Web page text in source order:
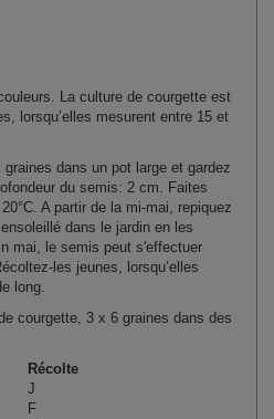
La culture de courgette est
lorsqu’elles mesurent entre 15 et
dans un pot large et gardez
du semis: 2 cm. Faites
A partir de la mi-mai, repiquez
dans le jardin en les
mai, le semis peut s'effectuer
les jeunes, lorsqu’elles
long.
courgette, 3 x 6 graines dans des
Récolte
J
F